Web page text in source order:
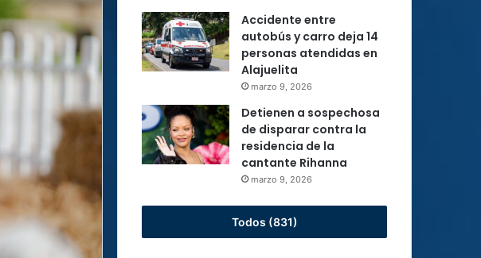
Accidente entre
autobús y carro deja 14
personas atendidas en
Alajuelita
marzo 9, 2026
Detienen a sospechosa
de disparar contra la
residencia de la
cantante Rihanna
marzo 9, 2026
Todos (831)